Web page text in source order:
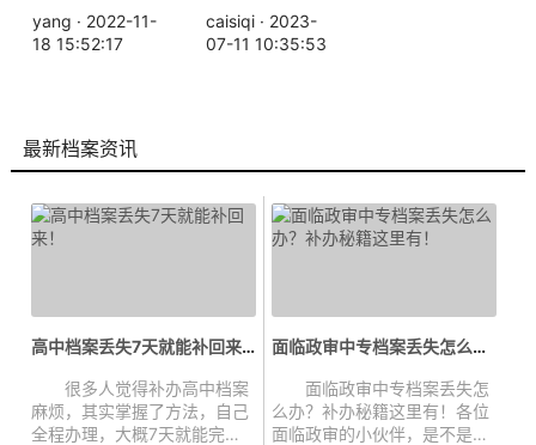
yang · 2022-11-
18 15:52:17
caisiqi · 2023-
07-11 10:35:53
最新档案资讯
高中档案丢失7天就能补回来！...
很多人觉得补办高中档案
麻烦，其实掌握了方法，自己
全程办理，大概7天就能完
面临政审中专档案丢失怎么办？补办...
面临政审中专档案丢失怎
么办？补办秘籍这里有！各位
面临政审的小伙伴，是不是正